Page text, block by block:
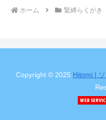
ホーム 緊縛らくがき
Copyright © 2025 Hitomi |